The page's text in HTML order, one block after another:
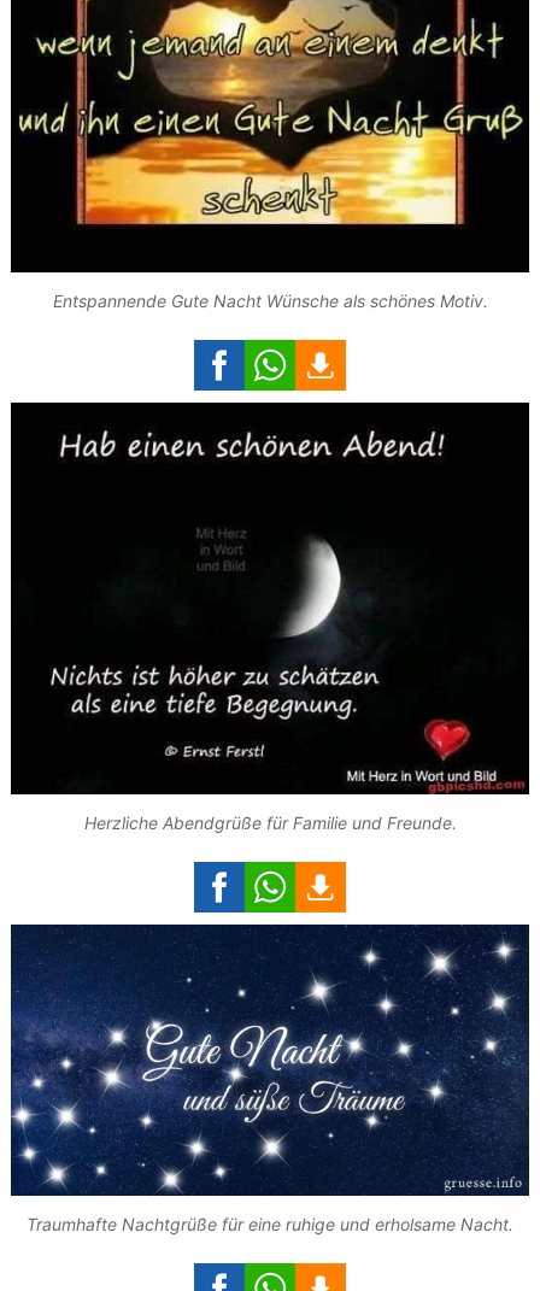
Entspannende Gute Nacht Wünsche als schönes Motiv.
Herzliche Abendgrüße für Familie und Freunde.
Traumhafte Nachtgrüße für eine ruhige und erholsame Nacht.